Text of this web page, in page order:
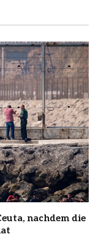
nachdem die